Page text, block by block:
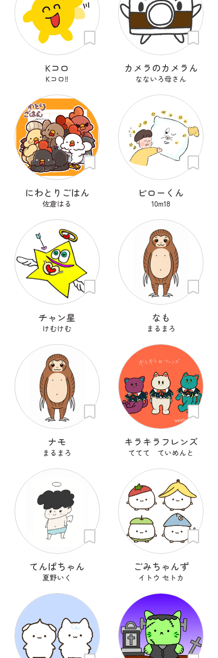
Kコロ
Kコロ‼︎
カメラのカメラん
なないろ母さん
にわとりごはん
佐倉はる
ピローくん
10m18
チャン星
けむけむ
なも
まるまろ
ナモ
まるまろ
キラキラフレンズ
ててて ていめんと
てんぱちゃん
夏野いく
ごみちゃんず
イトウ セトカ